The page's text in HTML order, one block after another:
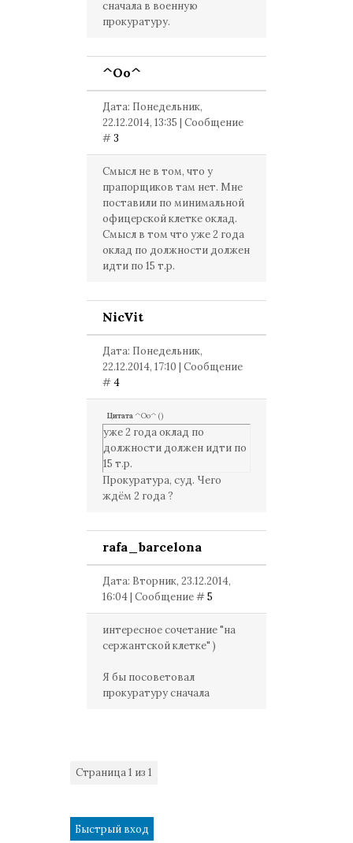
сначала в военную
прокуратуру.
^Оо^
Дата: Понедельник,
22.12.2014, 13:35 | Сообщение
#3
Смысл не в том, что у
прапорщиков там нет. Мне
поставили по минимальной
офицерской клетке оклад.
Смысл в том что уже 2 года
оклад по должности должен
идти по 15 т.р.
NicVit
Дата: Понедельник,
22.12.2014, 17:10 | Сообщение
#4
Цитата ^Оо^ ()
уже 2 года оклад по
должности должен идти по
15 т.р.
Прокуратура, суд. Чего
ждём 2 года ?
rafa_barcelona
Дата: Вторник, 23.12.2014,
16:04 | Сообщение #5
интересное сочетание "на
сержантской клетке" )
Я бы посоветовал
прокуратуру сначала
Страница1 из 1